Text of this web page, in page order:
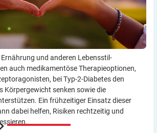
Ernährung und anderen Lebensstil­
auch medikamentöse Therapie­optionen,
bei Typ-2-Diabetes den
Körper­gewicht senken sowie die
Ein frühzeitiger Einsatz dieser
dabei helfen, Risiken rechtzeitig und